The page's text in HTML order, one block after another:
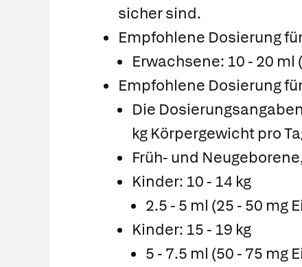
sicher sind.
Empfohlene Dosierung
Erwachsene: 10 - 20 ml
Empfohlene Dosierung
Die
kg Körpergewicht pro
Früh- und
Kinder: 10 - 14 kg
2.5 - 5 ml (25 - 50 mg
Kinder: 15 - 19 kg
5 - 7.5 ml (50 - 75 mg